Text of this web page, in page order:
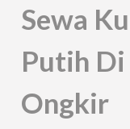
Sewa
Putih Di
Ongkir